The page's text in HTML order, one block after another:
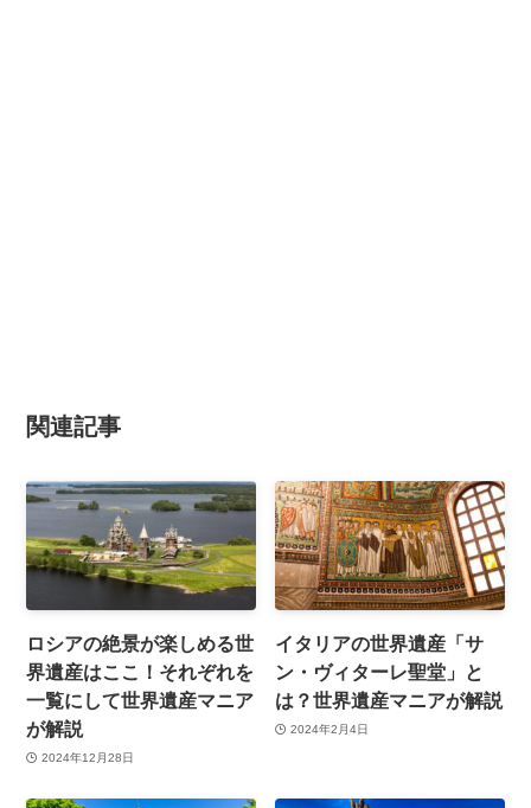
関連記事
ロシアの絶景が楽しめる世
界遺産はここ！それぞれを
一覧にして世界遺産マニア
が解説
2024年12月28日
イタリアの世界遺産「サ
ン・ヴィターレ聖堂」と
は？世界遺産マニアが解説
2024年2月4日